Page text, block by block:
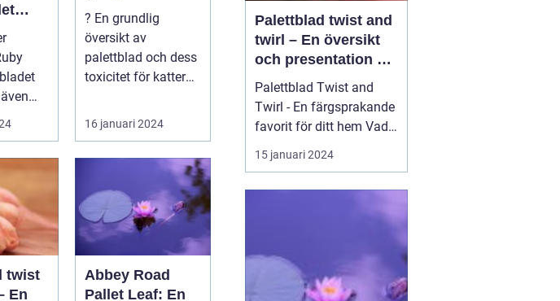
pop...
? En grundlig
översikt av
palettblad och dess
toxicitet för katter
16 januari 2024
twist
En
Abbey Road
Pallet Leaf: En
Palettblad twist and
twirl – En översikt
och presentation av
en populär växt
Palettblad Twist and
Twirl - En färgsprakande
favorit för ditt hem Vad
är palettblad twist and
15 januari 2024